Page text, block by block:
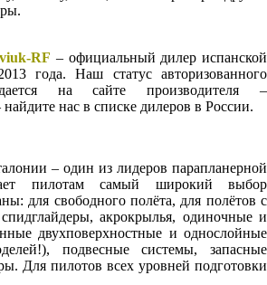
RF – официальный дилер испанской
года. Наш статус авторизованного
на сайте производителя –
найдите нас в списке дилеров в России.
– один из лидеров парапланерной
пилотам самый широкий выбор
для свободного полёта, для полётов с
акрокрылья, одиночные и
двухповерхностные и однослойные
подвесные системы, запасные
Для пилотов всех уровней подготовки